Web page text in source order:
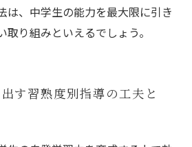
は、中学生の能力を最大限に引き
り組みといえるでしょう。
す習熟度別指導の工夫と